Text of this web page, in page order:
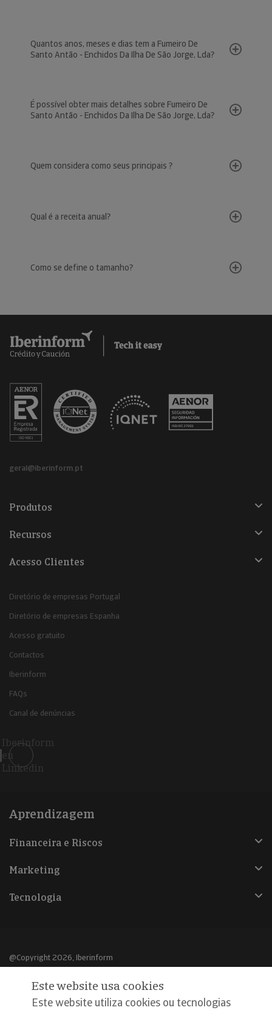
Quantos anos, meses e dias tem a Fumeiro De
Santo Antão - Enchidos Da Ilha De São Jorge, Lda?
É possível obter mais detalhes sobre Fumeiro De
Santo Antão - Enchidos Da Ilha De São Jorge, Lda?
Quem considera como seus principais ?
Qual é a receita anual?
Como se define o tamanho?
geral@iberinform.pt
Produtos
Recursos
Acesso Clientes
Diretório de empresas Portugal
Diretório de empresas Espanha
Acesso gratuito
Contactos
Iberinform
FAQs
Canal de denúncias
Iberinform
en
Linkedin
Aprendizagem
Financeira e Riscos
Marketing
Tecnologia
@Copyright 2026, Iberinform
Aviso legal
Política de cookies
Este website usa cookies
Este website utiliza cookies ou tecnologias